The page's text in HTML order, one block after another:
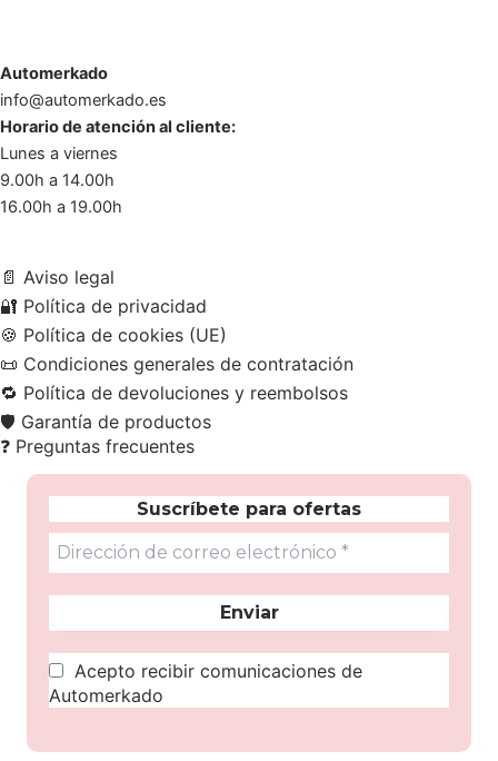
Automerkado
info@automerkado.es
Horario de atención al cliente:
Lunes a viernes
9.00h a 14.00h
16.00h a 19.00h
📄 Aviso legal
🔐 Política de privacidad
🍪 Política de cookies (UE)
📜 Condiciones generales de contratación
🔁 Política de devoluciones y reembolsos
🛡️ Garantía de productos
❓ Preguntas frecuentes
Suscríbete para ofertas
Acepto recibir comunicaciones de
Automerkado